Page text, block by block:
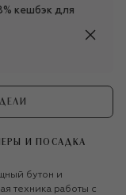
кешбэк для
И ПОСАДКА
бутон и
техника работы с